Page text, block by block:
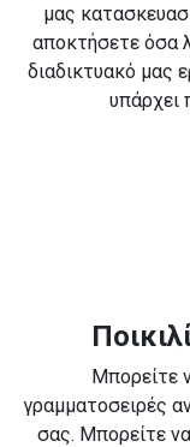
μας
αποκτήσετε όσα
διαδικτυακό μας
υπάρχει
Μπορείτε
γραμματοσειρές
σας. Μπορείτε